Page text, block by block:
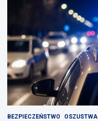
BEZPIECZEŃSTWO OSZUSTWA